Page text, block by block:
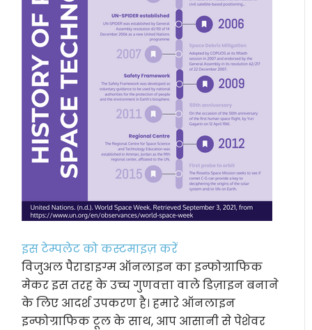
इस टेम्पलेट को कस्टमाइज़ करें
विजुअल पैराडाइग्म ऑनलाइन का इन्फोग्राफिक
मेकर इस तरह के उच्च गुणवत्ता वाले डिज़ाइन बनाने
के लिए आदर्श उपकरण है। हमारे ऑनलाइन
इन्फोग्राफिक टूल के साथ, आप आसानी से पेशेवर